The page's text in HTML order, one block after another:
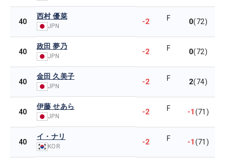
40
西村 優菜
JPN -2 F 0(72)
40
政田 夢乃
JPN -2 F 0(72)
40
金田 久美子
JPN -2 F 2(74)
40
伊藤 せあら
JPN -2 F -1(71)
40
イ・ナリ
KOR -2 F -1(71)